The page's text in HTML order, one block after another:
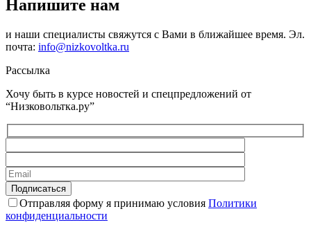
Напишите нам
и наши специалисты свяжутся с Вами в ближайшее время. Эл.
почта: info@nizkovoltka.ru
Рассылка
Хочу быть в курсе новостей и спецпредложений от
“Низковольтка.ру”
Отправляя форму я принимаю условия Политики
конфиденциальности